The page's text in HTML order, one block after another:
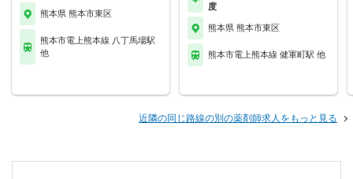
熊本県 熊本市東区
熊本市電上熊本線 八丁馬場駅
他
度
熊本県 熊本市東区
熊本市電上熊本線 健軍町駅 他
近隣の同じ路線の別の薬剤師求人をもっと見る